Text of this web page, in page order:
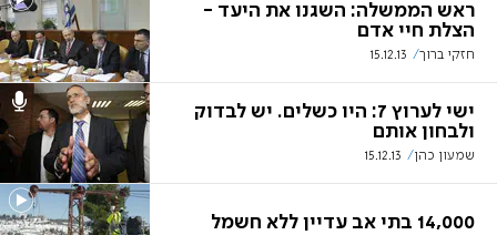
ראש הממשלה: השגנו את היעד -
הצלת חיי אדם
חזקי ברוך 15.12.13
ישי לערוץ 7: היו כשלים. יש לבדוק
ולבחון אותם
שמעון כהן 15.12.13
14,000 בתי אב עדיין ללא חשמל